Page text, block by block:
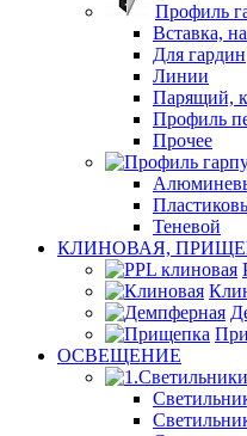
Профиль
Вставка,
Для гардин
Линии
Парящий,
Профиль
Прочее
Теневой
КЛИНОВАЯ,
ОСВЕЩЕНИЕ